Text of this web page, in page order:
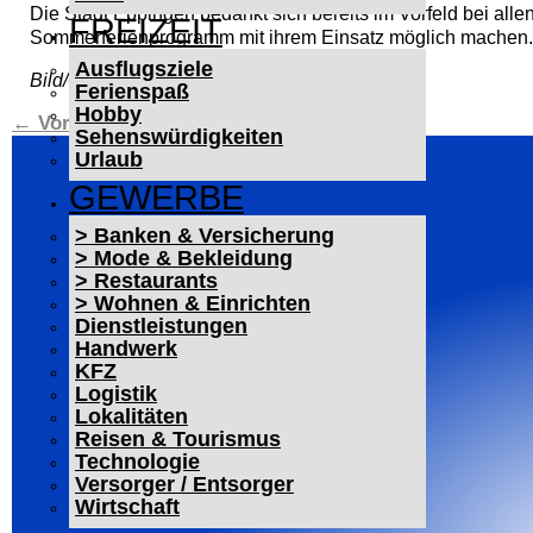
FREIZEIT
Ausflugsziele
Ferienspaß
Hobby
Sehenswürdigkeiten
Urlaub
GEWERBE
> Banken & Versicherung
> Mode & Bekleidung
> Restaurants
> Wohnen & Einrichten
Dienstleistungen
Handwerk
KFZ
Logistik
Lokalitäten
Reisen & Tourismus
Technologie
Versorger / Entsorger
Wirtschaft
Die Stadt Eppingen bedankt sich bereits im Vorfeld bei
Sommerferienprogramm mit ihrem Einsatz möglich machen.
Bild/QR-Code: Stadt Eppingen
← Vorheriger Beitrag Nächster Beitrag